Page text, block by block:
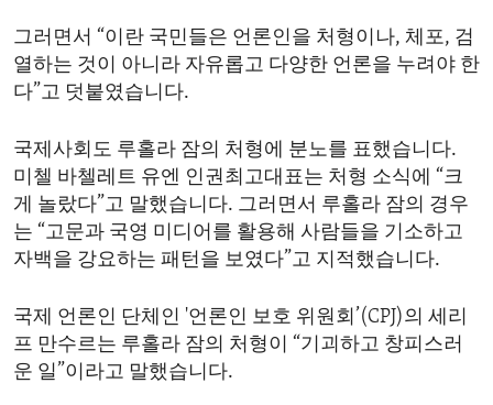
그러면서 “이란 국민들은 언론인을 처형이나, 체포, 검
열하는 것이 아니라 자유롭고 다양한 언론을 누려야 한
다”고 덧붙였습니다.
국제사회도 루홀라 잠의 처형에 분노를 표했습니다.
미첼 바첼레트 유엔 인권최고대표는 처형 소식에 “크
게 놀랐다”고 말했습니다. 그러면서 루홀라 잠의 경우
는 “고문과 국영 미디어를 활용해 사람들을 기소하고
자백을 강요하는 패턴을 보였다”고 지적했습니다.
국제 언론인 단체인 '언론인 보호 위원회’(CPJ)의 세리
프 만수르는 루홀라 잠의 처형이 “기괴하고 창피스러
운 일”이라고 말했습니다.